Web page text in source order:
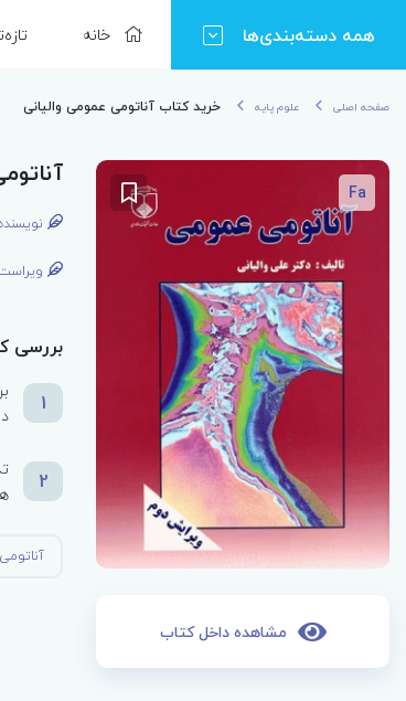
همه دسته‌بندی‌ها خانه
صفحه اصلی علوم پایه خرید کتاب آناتومی عمومی والیانی
Fa
مشاهده داخل کتاب
بررسی
1
2
آناتومی